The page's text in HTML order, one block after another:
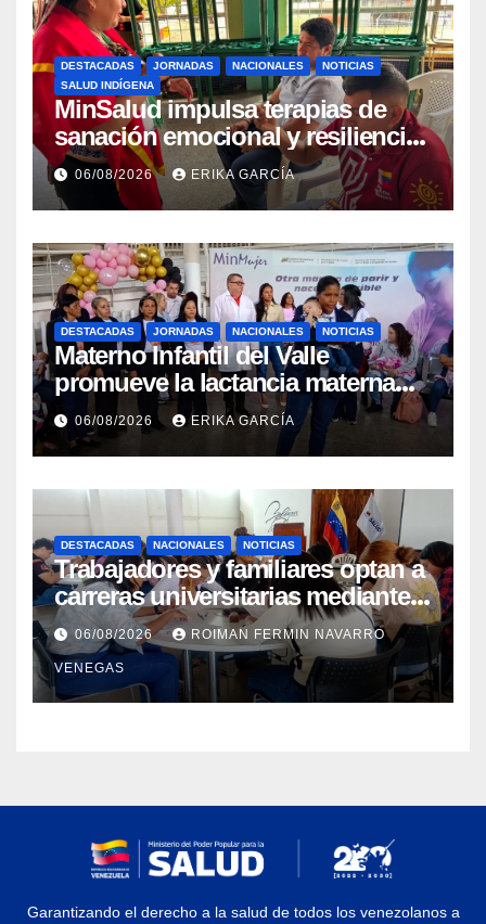
DESTACADAS JORNADAS NACIONALES
NOTICIAS
SALUD INDÍGENA
MinSalud impulsa terapias de
sanación emocional y resiliencia
post-sismo junto a comunidades
indígenas en Caracas
06/08/2026 ERIKA GARCÍA
DESTACADAS JORNADAS NACIONALES NOTICIAS
Materno Infantil del Valle
promueve la lactancia materna
como un inicio sostenible para la
vida
06/08/2026 ERIKA GARCÍA
DESTACADAS NACIONALES NOTICIAS
Trabajadores y familiares optan a
carreras universitarias mediante
convenio entre MinSalud y la
UCV
06/08/2026 ROIMAN FERMIN NAVARRO
VENEGAS
Garantizando el derecho a la salud de todos los venezolanos a